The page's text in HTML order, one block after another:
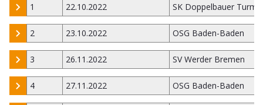
1 22.10.2022 SK Doppelbauer Turm
2 23.10.2022 OSG Baden-Baden
3 26.11.2022 SV Werder Bremen
4 27.11.2022 OSG Baden-Baden